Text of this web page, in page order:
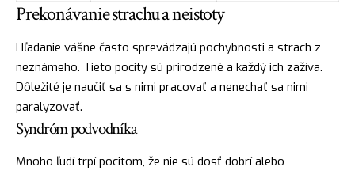
Prekonávanie strachu a neistoty
Hľadanie vášne často sprevádzajú pochybnosti a strach z
neznámeho. Tieto pocity sú prirodzené a každý ich zažíva.
Dôležité je naučiť sa s nimi pracovať a nenechať sa nimi
paralyzovať.
Syndróm podvodníka
Mnoho ľudí trpí pocitom, že nie sú dosť dobrí alebo